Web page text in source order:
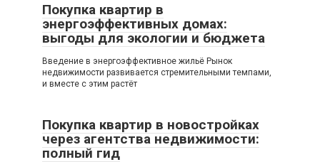
Покупка квартир в
энергоэффективных домах:
выгоды для экологии и бюджета
Введение в энергоэффективное жильё Рынок
недвижимости развивается стремительными темпами,
и вместе с этим растёт
Покупка квартир в новостройках
через агентства недвижимости:
полный гид